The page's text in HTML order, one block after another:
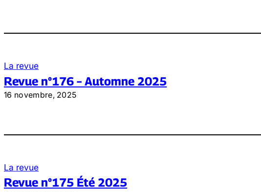
La revue
Revue n°176 – Automne 2025
16 novembre, 2025
La revue
Revue n°175 Été 2025